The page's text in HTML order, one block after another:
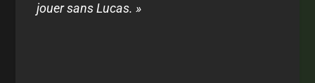
jouer sans Lucas. »